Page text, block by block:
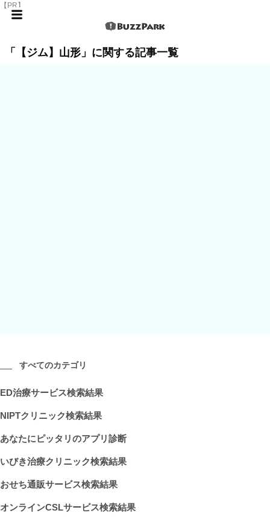
【PR】
「【ジム】山形」に関する記事一覧
すべてのカテゴリ
ED治療サービス検索結果
NIPTクリニック検索結果
あなたにピッタリのアプリ診断
いびき治療クリニック検索結果
おせち通販サービス検索結果
オンラインCSLサービス検索結果